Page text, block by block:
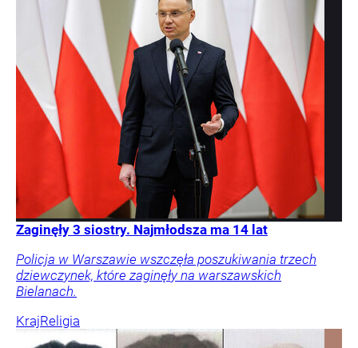
Zaginęły 3 siostry. Najmłodsza ma 14 lat
Policja w Warszawie wszczęła poszukiwania trzech
dziewczynek, które zaginęły na warszawskich
Bielanach.
KrajReligia